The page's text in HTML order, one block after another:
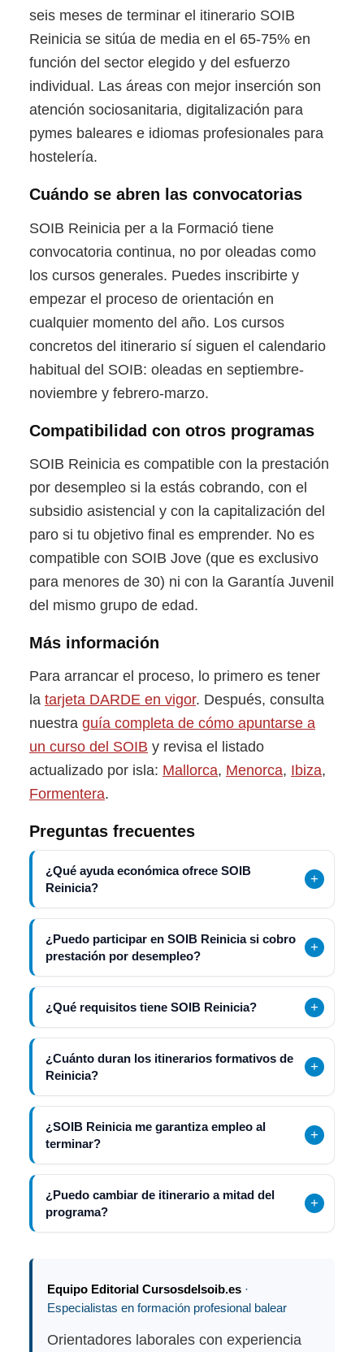
seis meses de terminar el itinerario SOIB
Reinicia se sitúa de media en el 65-75% en
función del sector elegido y del esfuerzo
individual. Las áreas con mejor inserción son
atención sociosanitaria, digitalización para
pymes baleares e idiomas profesionales para
hostelería.
Cuándo se abren las convocatorias
SOIB Reinicia per a la Formació tiene
convocatoria continua, no por oleadas como
los cursos generales. Puedes inscribirte y
empezar el proceso de orientación en
cualquier momento del año. Los cursos
concretos del itinerario sí siguen el calendario
habitual del SOIB: oleadas en septiembre-
noviembre y febrero-marzo.
Compatibilidad con otros programas
SOIB Reinicia es compatible con la prestación
por desempleo si la estás cobrando, con el
subsidio asistencial y con la capitalización del
paro si tu objetivo final es emprender. No es
compatible con SOIB Jove (que es exclusivo
para menores de 30) ni con la Garantía Juvenil
del mismo grupo de edad.
Más información
Para arrancar el proceso, lo primero es tener
la tarjeta DARDE en vigor. Después, consulta
nuestra guía completa de cómo apuntarse a
un curso del SOIB y revisa el listado
actualizado por isla: Mallorca, Menorca, Ibiza,
Formentera.
Preguntas frecuentes
¿Qué ayuda económica ofrece SOIB
Reinicia?
¿Puedo participar en SOIB Reinicia si cobro
prestación por desempleo?
¿Qué requisitos tiene SOIB Reinicia?
¿Cuánto duran los itinerarios formativos de
Reinicia?
¿SOIB Reinicia me garantiza empleo al
terminar?
¿Puedo cambiar de itinerario a mitad del
programa?
Equipo Editorial Cursosdelsoib.es·
Especialistas en formación profesional balear
Orientadores laborales con experiencia